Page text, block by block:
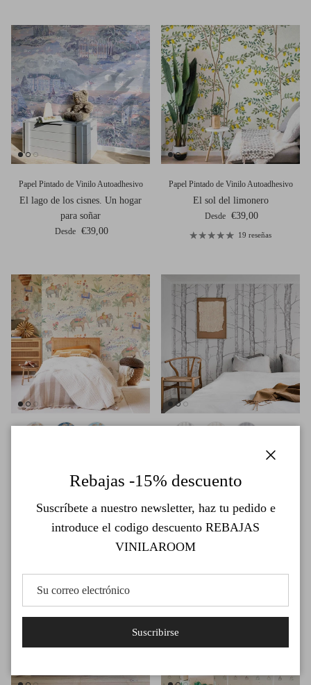
Papel Pintado de Vinilo Autoadhesivo
El lago de los cisnes. Un hogar
para soñar
Precio normal
Desde €39,00
Papel Pintado de Vinilo Autoadhesivo
El sol del limonero
Precio normal
Desde €39,00
19 reseñas
Elefantes de Jaipur. Disponible en
Precio normal
€39,00
En el bosque. Disponible en varios
Precio normal
€39,00
Rebajas -15% descuento
Suscríbete a nuestro newsletter, haz tu pedido e
introduce el codigo descuento REBAJAS
VINILAROOM
Suscribirse